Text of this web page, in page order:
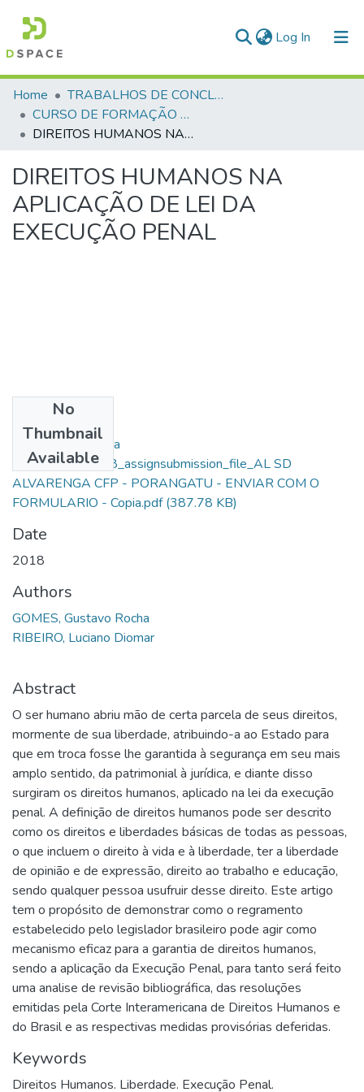
Log In (current)
Communities & Collections
All of DSpace
Home
TRABALHOS DE CONCLUSÃO DE CURSO - CFP (CURSO DE FORMAÇÃO DE PRAÇAS)
CURSO DE FORMAÇÃO DE PRAÇAS - CFP - 2018
DIREITOS HUMANOS NA APLICAÇÃO DE LEI DA EXECUÇÃO PENAL
DIREITOS HUMANOS NA
APLICAÇÃO DE LEI DA
EXECUÇÃO PENAL
No
Thumbnail
Available
Gustavo Alvarenga
Mendonça_10408_assignsubmission_file_AL SD
ALVARENGA CFP - PORANGATU - ENVIAR COM O
FORMULARIO - Copia.pdf(387.78 KB)
Date
2018
Authors
GOMES, Gustavo Rocha
RIBEIRO, Luciano Diomar
Abstract
O ser humano abriu mão de certa parcela de seus direitos,
mormente de sua liberdade, atribuindo-a ao Estado para
que em troca fosse lhe garantida à segurança em seu mais
amplo sentido, da patrimonial à jurídica, e diante disso
surgiram os direitos humanos, aplicado na lei da execução
penal. A definição de direitos humanos pode ser descrito
como os direitos e liberdades básicas de todas as pessoas,
o que incluem o direito à vida e à liberdade, ter a liberdade
de opinião e de expressão, direito ao trabalho e educação,
sendo qualquer pessoa usufruir desse direito. Este artigo
tem o propósito de demonstrar como o regramento
estabelecido pelo legislador brasileiro pode agir como
mecanismo eficaz para a garantia de direitos humanos,
sendo a aplicação da Execução Penal, para tanto será feito
uma analise de revisão bibliográfica, das resoluções
emitidas pela Corte Interamericana de Direitos Humanos e
do Brasil e as respectivas medidas provisórias deferidas.
Keywords
Direitos Humanos. Liberdade. Execução Penal.